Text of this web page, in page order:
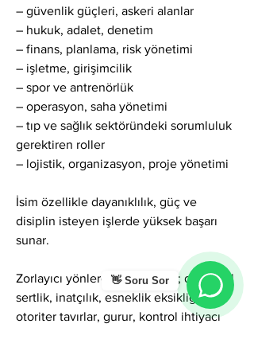
👋 Soru Sor
– güvenlik güçleri, askeri alanlar
– hukuk, adalet, denetim
– finans, planlama, risk yönetimi
– işletme, girişimcilik
– spor ve antrenörlük
– operasyon, saha yönetimi
– tıp ve sağlık sektöründeki sorumluluk
gerektiren roller
– lojistik, organizasyon, proje yönetimi
İsim özellikle dayanıklılık, güç ve
disiplin isteyen işlerde yüksek başarı
sunar.
Zorlayıcı yönlerde Yalçın ismi; duygusal
sertlik, inatçılık, esneklik eksikliği,
otoriter tavırlar, gurur, kontrol ihtiyacı